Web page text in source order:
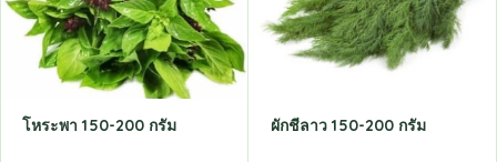
โหระพา 150-200 กรัม ผักชีลาว 150-200 กรัม